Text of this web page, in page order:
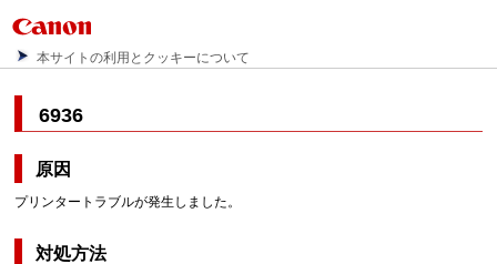
本サイトの利用とクッキーについて
6936
原因
プリンタートラブルが発生しました。
対処方法